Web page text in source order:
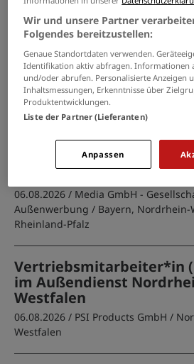
Münster, Aachen, Bonn
Vertriebsmitarbeiter
Außendienst - Akquise /
/ Kundenbetreuung (m/
04.08.2026 /Workwise GmbH
Bereich Werbung in den
Gebieten 4, 5 und 8
06.08.2026 / Media GmbH -
Außenwerbung / Bayern, Nordrhein-
Rheinland-Pfalz
Vertriebsmitarbeiter*in
im Außendienst
Westfalen
06.08.2026 / PSI Products GmbH /
Westfalen
Wir und unsere Partner
Folgendes bereitzustellen:
Genaue Standortdaten verwenden.
Identifikation aktiv abfragen. Informationen
und/oder abrufen. Personalisierte Anzeigen
Inhaltsmessungen, Erkenntnisse über
Produktentwicklungen.
Liste der Partner (Lieferanten)
Anpassen